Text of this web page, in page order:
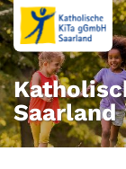
Zum Inhalt
Saarland